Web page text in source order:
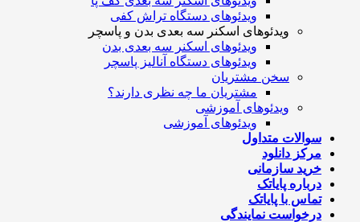
ویدئوهای دستگاه تراش کفی
ویدئوهای اسکنر سه بعدی بدن و پاسچر
ویدئوهای اسکنر سه بعدی بدن
ویدئوهای دستگاه آنالیز پاسچر
سخن مشتریان
مشتریان ما چه نظری دارند؟
ویدئوهای آموزشی
ویدئوهای آموزشی
سوالات متداول
مرکز دانلود
خرید سازمانی
درباره پایاتک
تماس با پایاتک
درخواست نمایندگی